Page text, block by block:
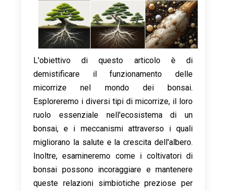
L'obiettivo di questo articolo è di
demistificare il funzionamento delle
micorrize nel mondo dei bonsai.
Esploreremo i diversi tipi di micorrize, il loro
ruolo essenziale nell'ecosistema di un
bonsai, e i meccanismi attraverso i quali
migliorano la salute e la crescita dell'albero.
Inoltre, esamineremo come i coltivatori di
bonsai possono incoraggiare e mantenere
queste relazioni simbiotiche preziose per